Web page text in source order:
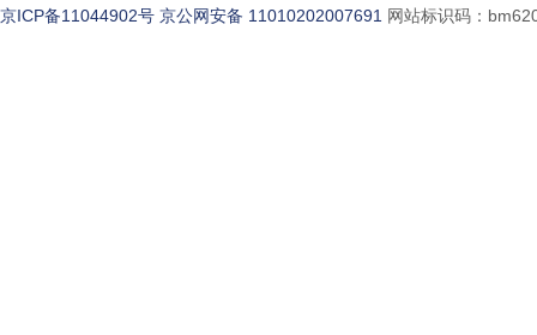
京ICP备11044902号 京公网安备 11010202007691 网站标识码：